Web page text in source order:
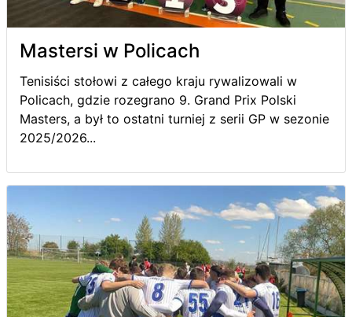
Mastersi w Policach
Tenisiści stołowi z całego kraju rywalizowali w
Policach, gdzie rozegrano 9. Grand Prix Polski
Masters, a był to ostatni turniej z serii GP w sezonie
2025/2026...